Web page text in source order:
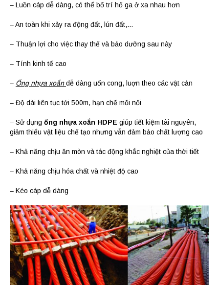
– Luồn cáp dễ dàng, có thể bố trí hố ga ở xa nhau hơn
– An toàn khi xảy ra động đất, lún đất,…
– Thuận lợi cho việc thay thế và bảo dưỡng sau này
– Tính kinh tế cao
– Ống nhựa xoắndễ dàng uốn cong, luợn theo các vật cản
– Độ dài liên tục tới 500m, hạn chế mối nối
– Sử dụng ống nhựa xoắn HDPE giúp tiết kiệm tài nguyên,
giảm thiểu vật liệu chế tạo nhưng vẫn đảm bảo chất lượng cao
– Khả năng chịu ăn mòn và tác động khắc nghiệt của thời tiết
– Khả năng chịu hóa chất và nhiệt độ cao
– Kéo cáp dễ dàng